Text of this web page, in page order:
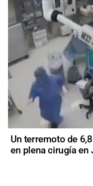
Un terremoto de
en plena cirugía en